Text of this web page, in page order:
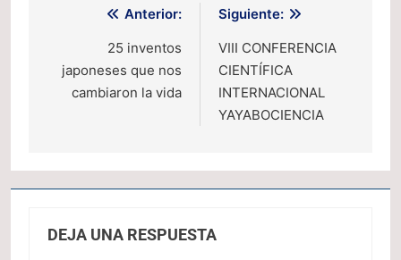
Navegación
entradas
Anterior:
25 inventos
japoneses que nos
cambiaron la vida
Siguiente:
VIII CONFERENCIA
CIENTÍFICA
INTERNACIONAL
YAYABOCIENCIA
DEJA UNA RESPUESTA